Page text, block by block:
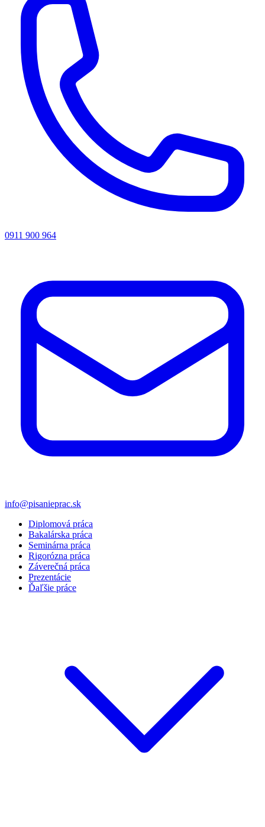
0911 900 964
info@pisanieprac.sk
Diplomová práca
Bakalárska práca
Seminárna práca
Rigorózna práca
Záverečná práca
Prezentácie
Ďaľšie práce